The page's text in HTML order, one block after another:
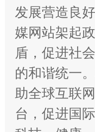
发展营造良
媒网站架起
盾，促进社
的和谐统一
助全球互联
台，促进国